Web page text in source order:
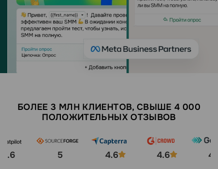
БОЛЕЕ 3 МЛН КЛИЕНТОВ, СВЫШЕ 4 000
ПОЛОЖИТЕЛЬНЫХ ОТЗЫВОВ
4.6 5 4.6 4.6